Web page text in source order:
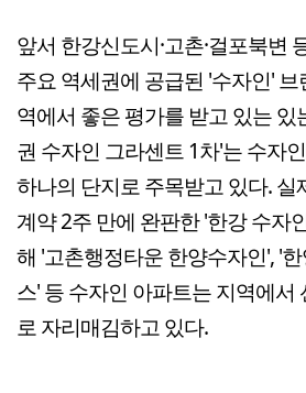
앞서 한강신도시·고촌·걸포북변
주요 역세권에 공급된 '수자인'
역에서 좋은 평가를 받고 있는 있
권 수자인 그라센트 1차'는 수자
하나의 단지로 주목받고 있다. 실
계약 2주 만에 완판한 '한강 수자
해 '고촌행정타운 한양수자인', '
스' 등 수자인 아파트는 지역에서
로 자리매김하고 있다.